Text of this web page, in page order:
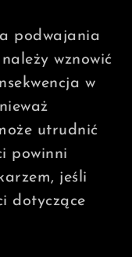
podwajania
wznowić
w
utrudnić
powinni
jeśli
dotyczące